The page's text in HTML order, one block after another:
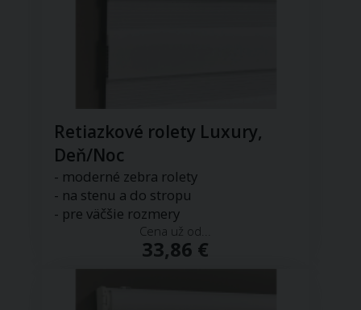
Retiazkové rolety Luxury,
Deň/Noc
- moderné zebra rolety
- na stenu a do stropu
- pre väčšie rozmery
Cena už od...
33,86 €